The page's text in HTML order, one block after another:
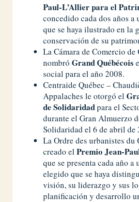
Paul-L’Allier para el
concedido cada dos años a
que se haya ilustrado en la
conservación de su
La Cámara de Comercio de
nombróGrand Québécois
social para el año 2008.
Centraide Québec –
Appalaches le otorgó el
de Solidaridadpara el
durante el Gran Almuerzo
Solidaridad el 6 de abril de
La Ordre des urbanistes du
creado elPremio Jean-
que se presenta cada año a
elegido que se haya
visión, su liderazgo y sus
planificación y desarrollo